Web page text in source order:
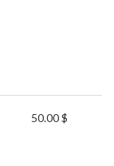
50.00 $